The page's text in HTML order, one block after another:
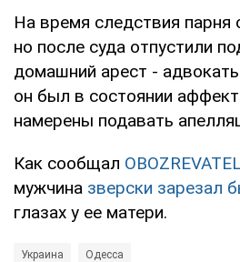
На время следствия парня
но после суда отпустили
домашний арест -
он был в состоянии
намерены подавать
Как сообщал
мужчина зверски зарезал
глазах у ее матери.
Украина Одесса